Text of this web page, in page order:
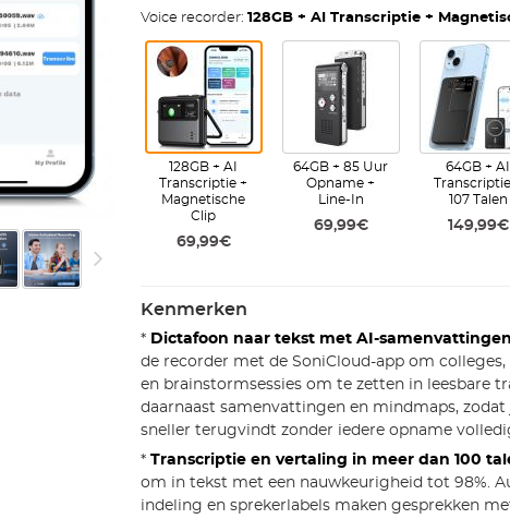
Voice recorder: 128GB + AI Transcriptie +
128GB + AI
Transcriptie +
Magnetische
Clip
69,99€
64GB + 85 Uur
Opname +
Line-In
69,99€
64GB + AI
107 Talen
149,99€
Kenmerken
* Dictafoon naar tekst met AI-
de recorder met de SoniCloud-app om
en brainstormsessies om te zetten in leesbare
daarnaast samenvattingen en mindmaps,
sneller terugvindt zonder iedere opname
* Transcriptie en vertaling in meer dan 100
om in tekst met een nauwkeurigheid tot 98%.
indeling en sprekerlabels maken gesprekken